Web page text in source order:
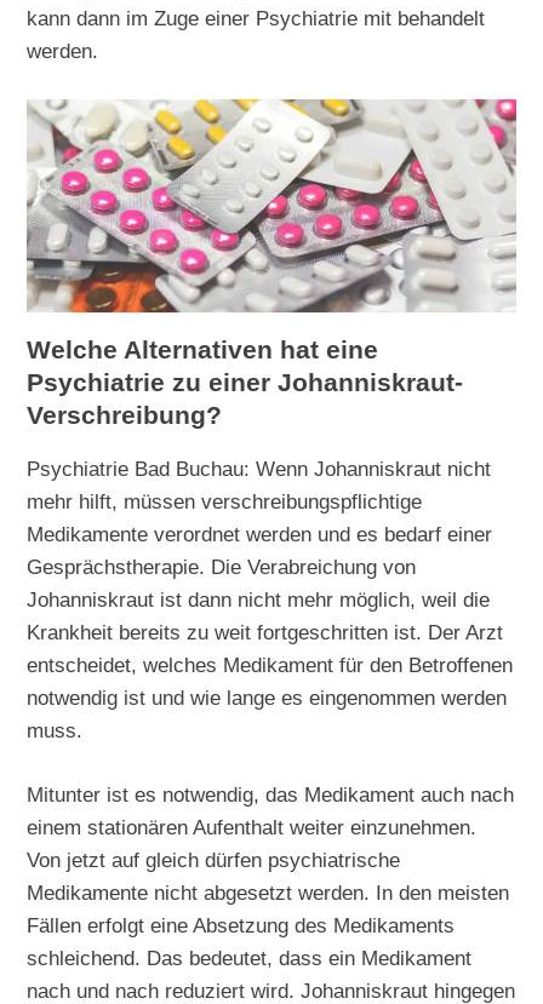
kann dann im Zuge einer Psychiatrie mit behandelt
werden.
Welche Alternativen hat eine
Psychiatrie zu einer Johanniskraut-
Verschreibung?
Psychiatrie Bad Buchau: Wenn Johanniskraut nicht
mehr hilft, müssen verschreibungspflichtige
Medikamente verordnet werden und es bedarf einer
Gesprächstherapie. Die Verabreichung von
Johanniskraut ist dann nicht mehr möglich, weil die
Krankheit bereits zu weit fortgeschritten ist. Der Arzt
entscheidet, welches Medikament für den Betroffenen
notwendig ist und wie lange es eingenommen werden
muss.
Mitunter ist es notwendig, das Medikament auch nach
einem stationären Aufenthalt weiter einzunehmen.
Von jetzt auf gleich dürfen psychiatrische
Medikamente nicht abgesetzt werden. In den meisten
Fällen erfolgt eine Absetzung des Medikaments
schleichend. Das bedeutet, dass ein Medikament
nach und nach reduziert wird. Johanniskraut hingegen